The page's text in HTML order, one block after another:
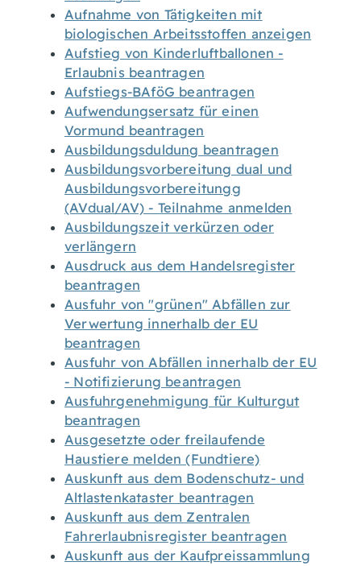
Aufnahme von Tätigkeiten mit
biologischen Arbeitsstoffen anzeigen
Aufstieg von Kinderluftballonen -
Erlaubnis beantragen
Aufstiegs-BAföG beantragen
Aufwendungsersatz für einen
Vormund beantragen
Ausbildungsduldung beantragen
Ausbildungsvorbereitung dual und
Ausbildungsvorbereitungg
(AVdual/AV) - Teilnahme anmelden
Ausbildungszeit verkürzen oder
verlängern
Ausdruck aus dem Handelsregister
beantragen
Ausfuhr von "grünen" Abfällen zur
Verwertung innerhalb der EU
beantragen
Ausfuhr von Abfällen innerhalb der EU
- Notifizierung beantragen
Ausfuhrgenehmigung für Kulturgut
beantragen
Ausgesetzte oder freilaufende
Haustiere melden (Fundtiere)
Auskunft aus dem Bodenschutz- und
Altlastenkataster beantragen
Auskunft aus dem Zentralen
Fahrerlaubnisregister beantragen
Auskunft aus der Kaufpreissammlung